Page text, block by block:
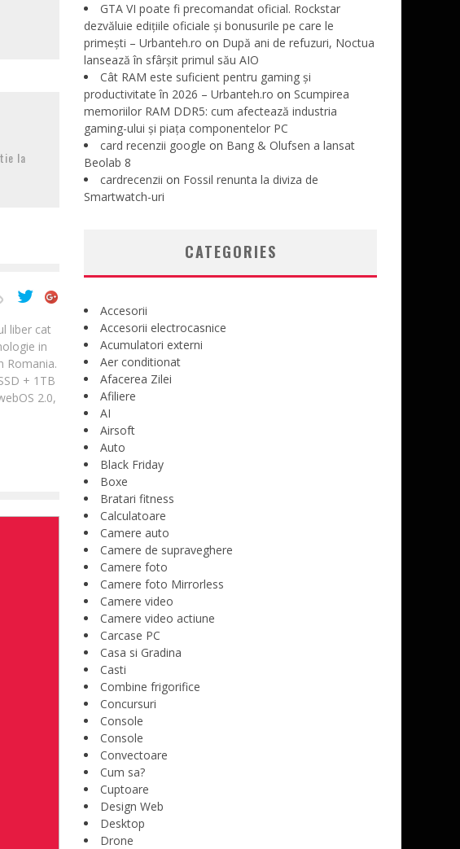
la
liber cat
in
Romania.
+ 1TB
2.0,
GTA VI poate fi precomandat oficial. Rockstar
dezvăluie edițiile oficiale și bonusurile pe care le
primești – Urbanteh.ro on După ani de refuzuri, Noctua
lansează în sfârșit primul său AIO
Cât RAM este suficient pentru gaming și
productivitate în 2026 – Urbanteh.ro on Scumpirea
memoriilor RAM DDR5: cum afectează industria
gaming-ului și piața componentelor PC
card recenzii google on Bang & Olufsen a lansat
Beolab 8
cardrecenzii on Fossil renunta la diviza de
Smartwatch-uri
CATEGORIES
Accesorii
Accesorii electrocasnice
Acumulatori externi
Aer conditionat
Afacerea Zilei
Afiliere
AI
Airsoft
Auto
Black Friday
Boxe
Bratari fitness
Calculatoare
Camere auto
Camere de supraveghere
Camere foto
Camere foto Mirrorless
Camere video
Camere video actiune
Carcase PC
Casa si Gradina
Casti
Combine frigorifice
Concursuri
Console
Console
Convectoare
Cum sa?
Cuptoare
Design Web
Desktop
Drone